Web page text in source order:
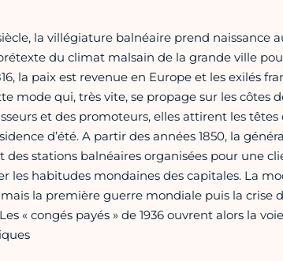
la villégiature balnéaire prend naissance
du climat malsain de la grande ville
la paix est revenue en Europe et les exilés
mode qui, très vite, se propage sur les côtes
et des promoteurs, elles attirent les
d’été. A partir des années 1850, la
des stations balnéaires organisées pour une
les habitudes mondaines des capitales. La
la première guerre mondiale puis la crise
« congés payés » de 1936 ouvrent alors la